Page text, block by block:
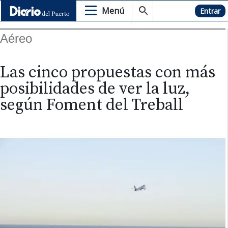
Menú Hemeroteca Entrar
Aéreo
Las cinco propuestas con más
posibilidades de ver la luz,
según Foment del Treball